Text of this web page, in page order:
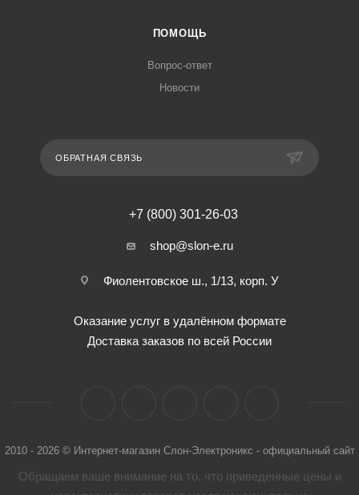
ПОМОЩЬ
Вопрос-ответ
Новости
ОБРАТНАЯ СВЯЗЬ
+7 (800) 301-26-03
shop@slon-e.ru
Фиолентовское ш., 1/13, корп. У
Оказание услуг в удалённом формате
Доставка заказов по всей России
2010 - 2026 © Интернет-магазин Слон-Электроникс - официальный сайт
Обращаем ваше внимание на то, что приведенные цены и